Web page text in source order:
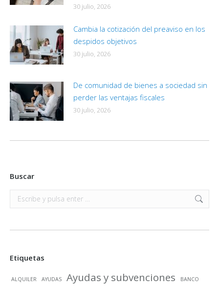
30 julio, 2026
Cambia la cotización del preaviso en los
despidos objetivos
30 julio, 2026
De comunidad de bienes a sociedad sin
perder las ventajas fiscales
30 julio, 2026
Buscar
Buscar:
Etiquetas
ALQUILER AYUDAS Ayudas y subvenciones BANCO